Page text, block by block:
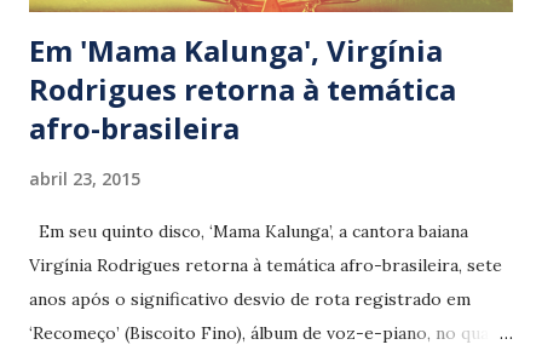
Em 'Mama Kalunga', Virgínia
Rodrigues retorna à temática
afro-brasileira
abril 23, 2015
Em seu quinto disco, ‘Mama Kalunga’, a cantora baiana
Virgínia Rodrigues retorna à temática afro-brasileira, sete
anos após o significativo desvio de rota registrado em
‘Recomeço’ (Biscoito Fino), álbum de voz-e-piano, no qual